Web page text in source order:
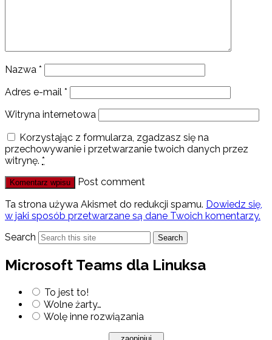
Nazwa *
Adres e-mail *
Witryna internetowa
Korzystając z formularza, zgadzasz się na
przechowywanie i przetwarzanie twoich danych przez
witrynę. *
Post comment
Ta strona używa Akismet do redukcji spamu. Dowiedz się,
w jaki sposób przetwarzane są dane Twoich komentarzy.
Search
Search
Microsoft Teams dla Linuksa
To jest to!
Wolne żarty…
Wolę inne rozwiązania